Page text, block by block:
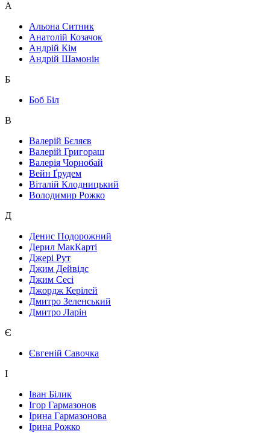
А
Альона Ситник
Анатолій Козачок
Андрій Кім
Андрій Шамонін
Б
Боб Біл
В
Валерій Бєляєв
Валерій Григораш
Валерія Чорнобай
Вейн Ґрудем
Віталій Клодницький
Володимир Рожко
Д
Денис Подорожний
Дерил МакКарті
Джері Рут
Джим Дейвідс
Джим Сесі
Джордж Керілей
Дмитро Зеленський
Дмитро Ларін
Є
Євгеній Савочка
І
Іван Білик
Ігор Гармазонов
Ірина Гармазонова
Ірина Рожко